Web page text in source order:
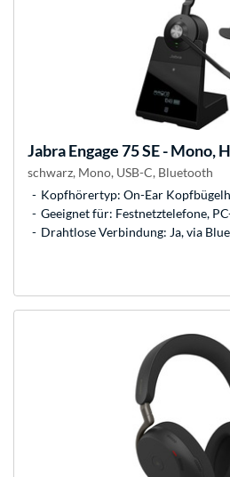
JabraEngage 75 SE - Mono,
schwarz, Mono, USB-C, Bluetooth
Kopfhörertyp: On-Ear
Geeignet für: Festnetztelefone,
Drahtlose Verbindung: Ja, via